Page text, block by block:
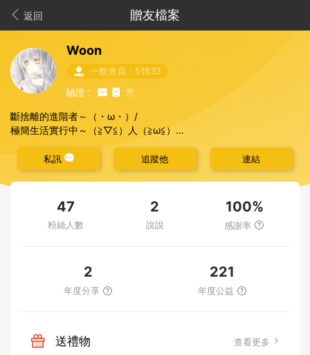
返回 贈友檔案
Woon
一般會員：51832
驗證：
斷捨離的進階者～（・ω・）/
極簡生活實行中～（≧▽≦）人（≧ω≦）
掌櫃退場了好捨不得呀．．．ＱＡＱ
對他人慷慨分享💜
道謝是基本禮貌💙
贈物隨心～確實說明索取原因者獲贈機率較高呦 ！多人索取時會以
「關懷會員」及「公益捐贈」多者為優先考慮，若未獲贈也請當個
有風度的成熟大人呦 ！(つ'ω')つ
２．ｉ郵箱 ：休假日寄出，基本上一週內～
私訊 追蹤他 連結
47
粉絲人數
2
說說
100%
感謝率
2
年度分享
221
年度公益
送禮物 查看更多